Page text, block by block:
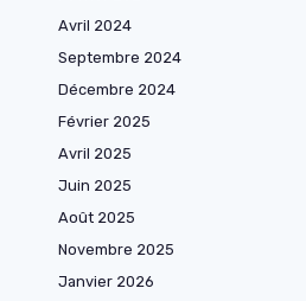
Avril 2024
Septembre 2024
Décembre 2024
Février 2025
Avril 2025
Juin 2025
Août 2025
Novembre 2025
Janvier 2026